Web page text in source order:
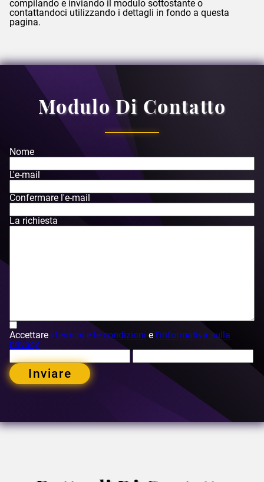
compilando e inviando il modulo sottostante o
contattandoci utilizzando i dettagli in fondo a questa
pagina.
Modulo Di Contatto
Nome
L'e-mail
Confermare l'e-mail
La richiesta
Accettare i termini e le condizioni e l'informativa sulla
privacy
Inviare